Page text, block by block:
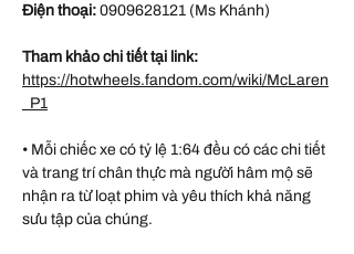
Điện thoại: 0909628121 (Ms Khánh)
Tham khảo chi tiết tại link:
https://hotwheels.fandom.com/wiki/McLaren
_P1
• Mỗi chiếc xe có tỷ lệ 1:64 đều có các chi tiết
và trang trí chân thực mà người hâm mộ sẽ
nhận ra từ loạt phim và yêu thích khả năng
sưu tập của chúng.